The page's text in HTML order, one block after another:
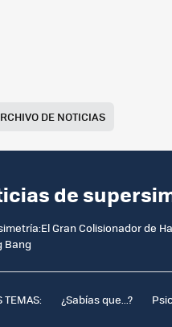
DE NOTICIAS
de
Gran Colisionador de
Bang
TEMAS: ¿Sabías que...?